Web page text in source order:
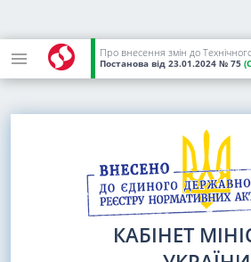
Постанова від 23.01.2024 № 75
КАБІНЕТ